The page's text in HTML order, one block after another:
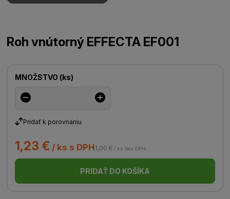
Roh vnútorný EFFECTA EF001
MNOŽSTVO (ks)
Pridať k porovnaniu
1,23 € / ks s DPH1,00 € / ks bez DPH
PRIDAŤ DO KOŠÍKA